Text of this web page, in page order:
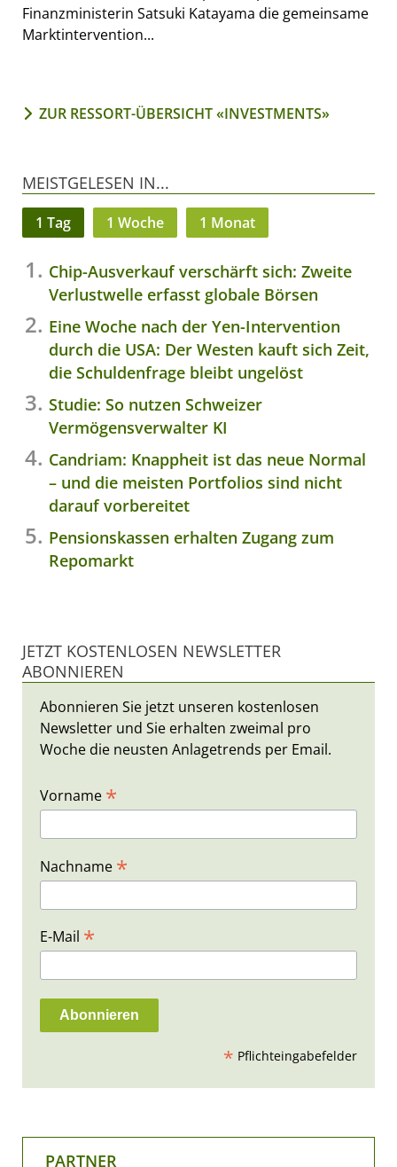
Finanzministerin Satsuki Katayama die gemeinsame
Marktintervention...
ZUR RESSORT-ÜBERSICHT «INVESTMENTS»
MEISTGELESEN IN...
1 Tag 1 Woche 1 Monat
Chip-Ausverkauf verschärft sich: Zweite
Verlustwelle erfasst globale Börsen
Eine Woche nach der Yen-Intervention
durch die USA: Der Westen kauft sich Zeit,
die Schuldenfrage bleibt ungelöst
Studie: So nutzen Schweizer
Vermögensverwalter KI
Candriam: Knappheit ist das neue Normal
– und die meisten Portfolios sind nicht
darauf vorbereitet
Pensionskassen erhalten Zugang zum
Repomarkt
JETZT KOSTENLOSEN NEWSLETTER
ABONNIEREN
Abonnieren Sie jetzt unseren kostenlosen
Newsletter und Sie erhalten zweimal pro
Woche die neusten Anlagetrends per Email.
Vorname *
Nachname *
E-Mail *
* Pflichteingabefelder
PARTNER